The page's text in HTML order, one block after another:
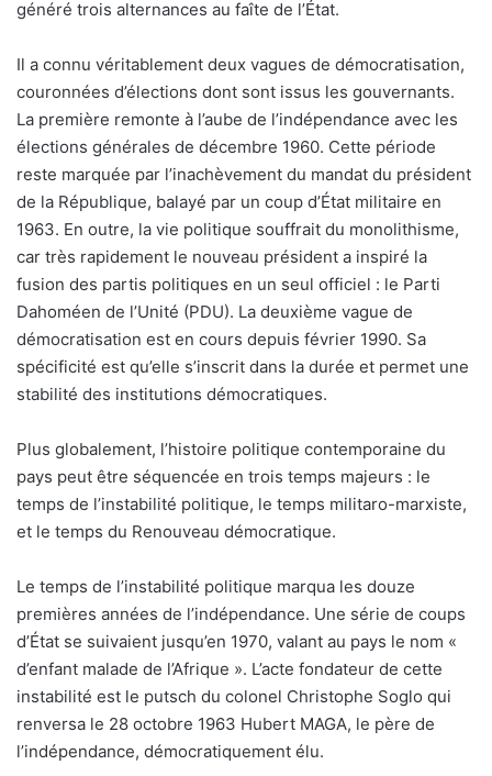
généré trois alternances au faîte de l’État.
Il a connu véritablement deux vagues de démocratisation,
couronnées d’élections dont sont issus les gouvernants.
La première remonte à l’aube de l’indépendance avec les
élections générales de décembre 1960. Cette période
reste marquée par l’inachèvement du mandat du président
de la République, balayé par un coup d’État militaire en
1963. En outre, la vie politique souffrait du monolithisme,
car très rapidement le nouveau président a inspiré la
fusion des partis politiques en un seul officiel : le Parti
Dahoméen de l’Unité (PDU). La deuxième vague de
démocratisation est en cours depuis février 1990. Sa
spécificité est qu’elle s’inscrit dans la durée et permet une
stabilité des institutions démocratiques.
Plus globalement, l’histoire politique contemporaine du
pays peut être séquencée en trois temps majeurs : le
temps de l’instabilité politique, le temps militaro-marxiste,
et le temps du Renouveau démocratique.
Le temps de l’instabilité politique marqua les douze
premières années de l’indépendance. Une série de coups
d’État se suivaient jusqu’en 1970, valant au pays le nom «
d’enfant malade de l’Afrique ». L’acte fondateur de cette
instabilité est le putsch du colonel Christophe Soglo qui
renversa le 28 octobre 1963 Hubert MAGA, le père de
l’indépendance, démocratiquement élu.